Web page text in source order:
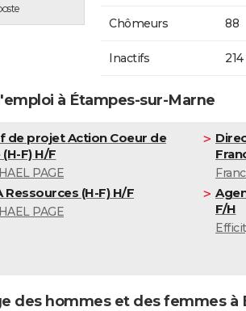
Chômeurs 88
Inactifs 214
à Étampes-sur-Marne
de projet Action Coeur de
F) H/F
PAGE
Ressources (H-F) H/F
PAGE
F/H
des hommes et des femmes à